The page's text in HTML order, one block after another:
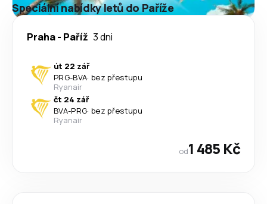
Speciální nabídky letů do Paříže
Praha- Paříž 3 dni
út 22 zář
PRG-BVA· bez přestupu
Ryanair
čt 24 zář
BVA-PRG· bez přestupu
Ryanair
od1 485 Kč